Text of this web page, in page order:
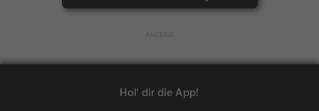
Hol' dir die App!